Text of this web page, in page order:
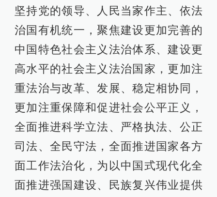
坚持党的领导、人民当家作主、依法
治国有机统一，聚焦建设更加完善的
中国特色社会主义法治体系、建设更
高水平的社会主义法治国家，更加注
重法治与改革、发展、稳定相协同，
更加注重保障和促进社会公平正义，
全面推进科学立法、严格执法、公正
司法、全民守法，全面推进国家各方
面工作法治化，为以中国式现代化全
面推进强国建设、民族复兴伟业提供